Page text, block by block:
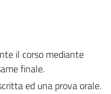
il corso mediante
finale.
ed una prova orale.